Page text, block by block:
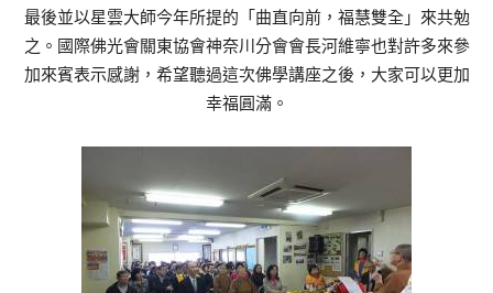
最後並以星雲大師今年所提的「曲直向前，福慧雙全」來共勉
之。國際佛光會關東協會神奈川分會會長河維寧也對許多來參
加來賓表示感謝，希望聽過這次佛學講座之後，大家可以更加
幸福圓滿。